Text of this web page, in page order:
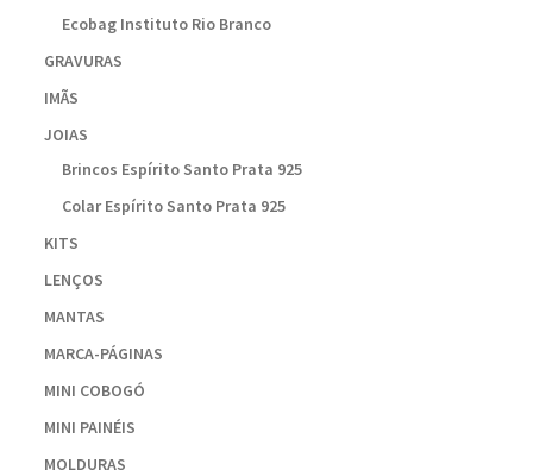
Ecobag Instituto Rio Branco
GRAVURAS
IMÃS
JOIAS
Brincos Espírito Santo Prata 925
Colar Espírito Santo Prata 925
KITS
LENÇOS
MANTAS
MARCA-PÁGINAS
MINI COBOGÓ
MINI PAINÉIS
MOLDURAS